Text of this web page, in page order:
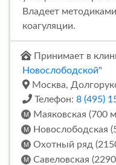
Владеет
коагуляции.
Принимает в
Новослободской"
Москва,
Телефон: 8 (495)
Маяковская (700
Новослободская
Охотный ряд
Савеловская